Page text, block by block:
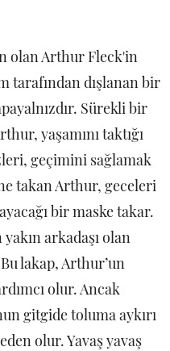
olan Arthur Fleck'in
tarafından dışlanan bir
Sürekli bir
yaşamını taktığı
geçimini sağlamak
takan Arthur, geceleri
bir maske takar.
arkadaşı olan
lakap, Arthur’un
olur. Ancak
gitgide toluma aykırı
olur. Yavaş yavaş